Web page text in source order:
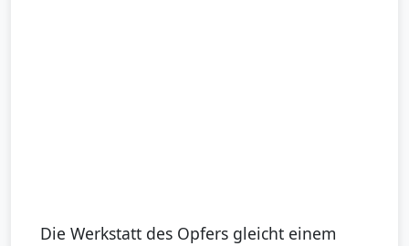
Die Werkstatt des Opfers gleicht einem